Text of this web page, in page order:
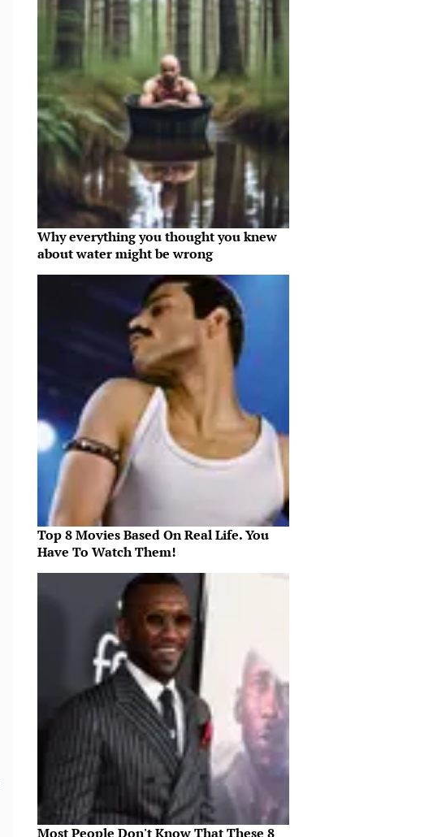
Why everything you thought you knew
about water might be wrong
Top 8 Movies Based On Real Life. You
Have To Watch Them!
Most People Don't Know That These 8